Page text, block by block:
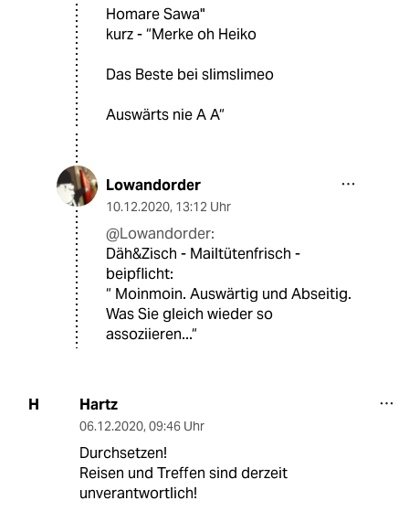
Homare Sawa"
kurz - “Merke oh Heiko
Das Beste bei slimslimeo
Auswärts nie A A“
Lowandorder
10.12.2020, 13:12 Uhr
@Lowandorder:
Däh&Zisch - Mailtütenfrisch -
beipflicht:
“ Moinmoin. Auswärtig und Abseitig.
Was Sie gleich wieder so
assoziieren...“
H Hartz
06.12.2020, 09:46 Uhr
Durchsetzen!
Reisen und Treffen sind derzeit
unverantwortlich!